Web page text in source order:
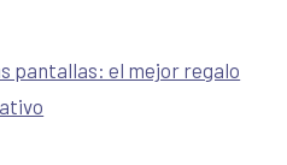
pantallas: el mejor regalo